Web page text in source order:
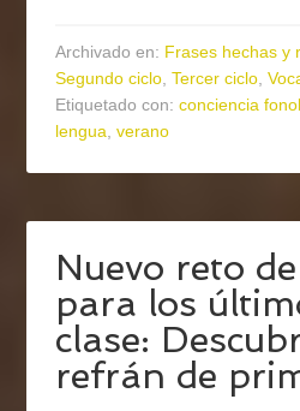
Archivado en: Frases hechas y
Segundo ciclo,Tercer ciclo,
Etiquetado con:conciencia
lengua,verano
Nuevo reto
para los
clase:
refrán de